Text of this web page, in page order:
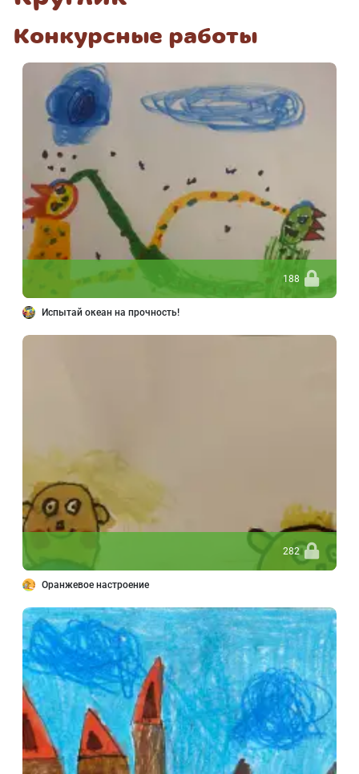
Конкурсные работы
188
Испытай океан на прочность!
282
Оранжевое настроение